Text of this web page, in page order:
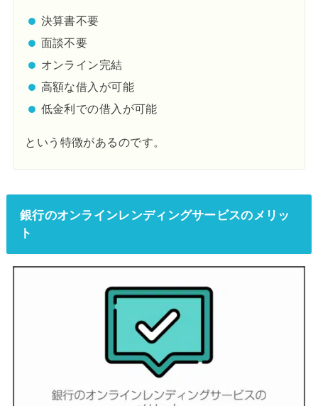
決算書不要
面談不要
オンライン完結
高額な借入が可能
低金利での借入が可能
という特徴があるのです。
銀行のオンラインレンディングサービスのメリッ
ト